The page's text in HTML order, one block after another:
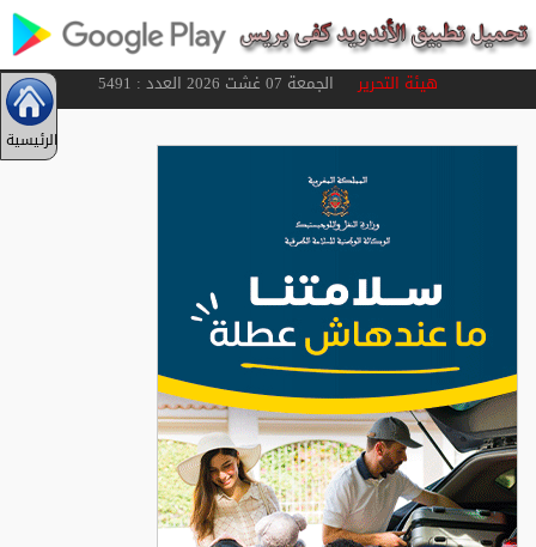
هيئة التحريرالجمعة 07 غشت 2026 العدد : 5491
الرئيسية